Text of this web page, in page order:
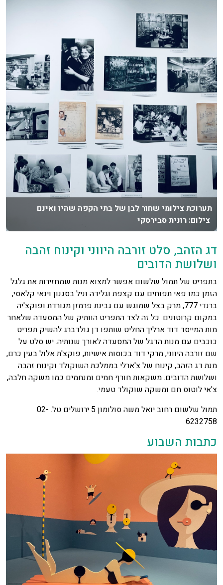
תערוכת צילומי שחור לבן של בתי הקפה שהיו ואינם
צילום: רונית סבירסקי
דג הזהב, סלט זורבה היווני וקינוח זהבה
ושלושת הדובים
בתפריט של תמול שלשום אפשר למצוא מנות שמחזירות את גלגל
הזמן כמו פאי תפוחים עם קצפת וגלידה וניל בסגנון וינאי קלאסי,
ברנדי 777, מרק בצל שמוגש עם גבינת פרמזן מגורדת ופוקצ'יה
במקום קרוטונים. כל זה לצד התפריט הוותיק של המסעדה שלאחר
מות המייסד דוד ארליך החליט שותפו דן גולדברג להשיק תפריט
כוכבים עם מנות הדגל של המסעדה לאורך שנותיה. יש סלט על
שם זורבה היווני, מרקי דוד בכוסות אישיות, פוקצ'ת אלול בעין כרם,
מנת דג הזהב, קינוח של צ'ארלי בממלכת השוקולד וקינוח זהבה
ושלושת הדובים. משקאות חורף חמים ומנחמים כמו משקה חלבה,
צ'אי לוטוס חם ומשקה שוקולד טעמי.
תמול שלשום רחוב יואל משה סולומון 5 ירושלים טל. 02-
6232758
כתבות השבוע